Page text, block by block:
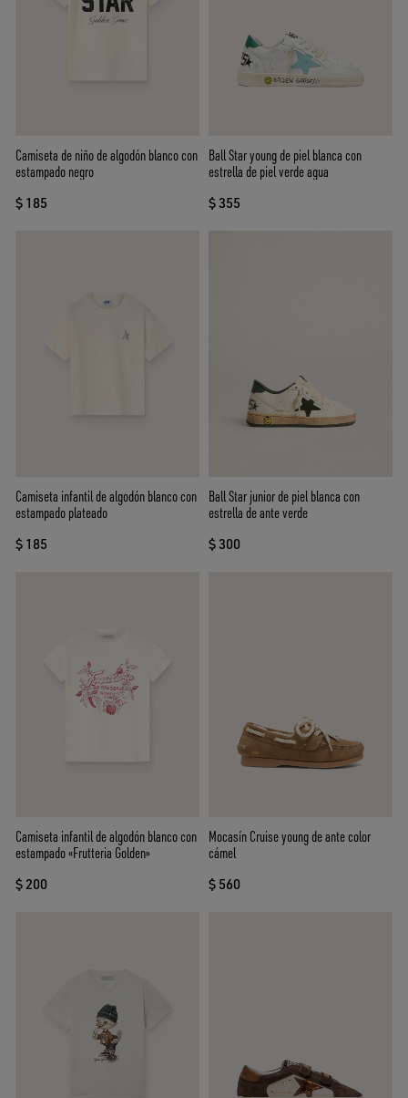
Camiseta de niño de algodón blanco con
estampado negro
$ 185
Ball Star young de piel blanca con
estrella de piel verde agua
$ 355
Camiseta infantil de algodón blanco con
estampado plateado
$ 185
Ball Star junior de piel blanca con
estrella de ante verde
$ 300
Camiseta infantil de algodón blanco con
estampado «Frutteria Golden»
$ 200
Mocasín Cruise young de ante color
cámel
$ 560